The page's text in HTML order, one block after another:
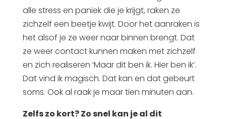
alle stress en paniek die je krijgt, raken ze
zichzelf een beetje kwijt. Door het aanraken is
het alsof je ze weer naar binnen brengt. Dat
ze weer contact kunnen maken met zichzelf
en zich realiseren ‘Maar dit ben ik. Hier ben ik’.
Dat vind ik magisch. Dat kan en dat gebeurt
soms. Ook al raak je maar tien minuten aan.
Zelfs zo kort? Zo snel kan je al dit